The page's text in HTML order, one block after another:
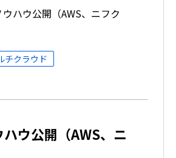
ハウ公開（AWS、ニフク
チクラウド
ウ公開（AWS、ニ